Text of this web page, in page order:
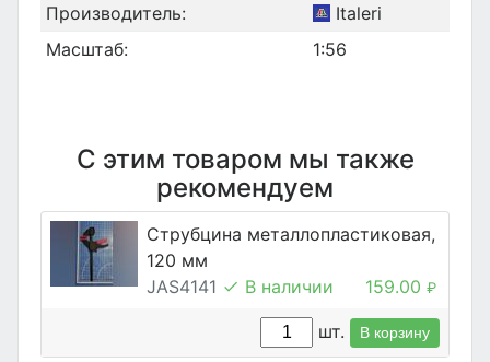
Производитель:
Italeri
Масштаб:
1:56
С этим товаром мы также
рекомендуем
Струбцина металлопластиковая,
120 мм
JAS4141
В наличии 159.00 ₽
шт. В корзину